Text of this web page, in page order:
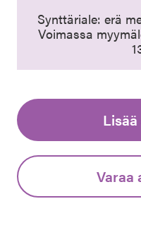
Synttäriale: erä
Voimassa
Varaa